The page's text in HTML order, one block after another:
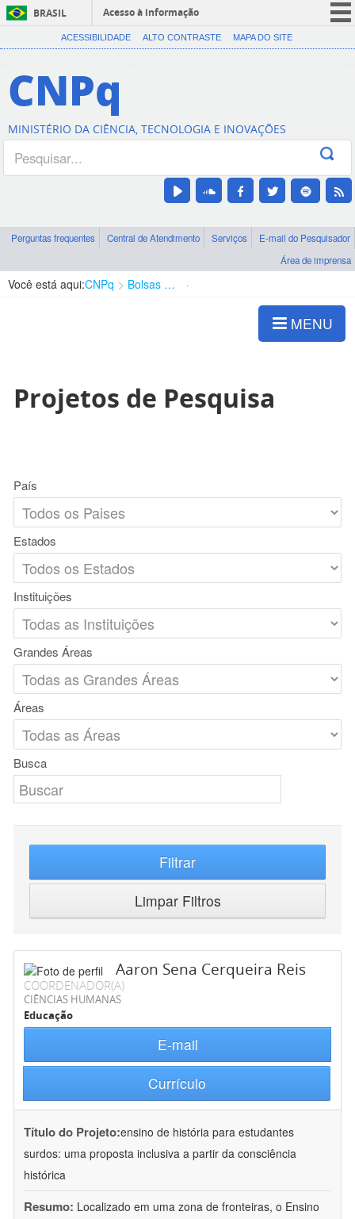
BRASIL
Acesso à informação
CORONAVÍRUS (COVID-19)
Canais
ACESSIBILIDADE ALTO CONTRASTE MAPA DO SITE
CNPq
MINISTÉRIO DA CIÊNCIA, TECNOLOGIA E INOVAÇÕES
Perguntas frequentes Central de Atendimento Serviços
E-mail do Pesquisador
Área de imprensa
Você está aqui:CNPq Bolsas e Auxílios Vigentes
MENU
Projetos de Pesquisa
País
Estados
Instituições
Grandes Áreas
Áreas
Busca
Filtrar
Limpar Filtros
Aaron Sena Cerqueira Reis
COORDENADOR(A)
CIÊNCIAS HUMANAS
Educação
E-mail
Currículo
Título do Projeto:ensino de história para estudantes
surdos: uma proposta inclusiva a partir da consciência
histórica
Resumo: Localizado em uma zona de fronteiras, o Ensino